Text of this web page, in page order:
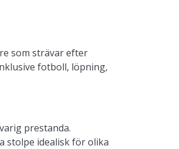
som strävar efter
fotboll, löpning,
prestanda.
stolpe idealisk för olika